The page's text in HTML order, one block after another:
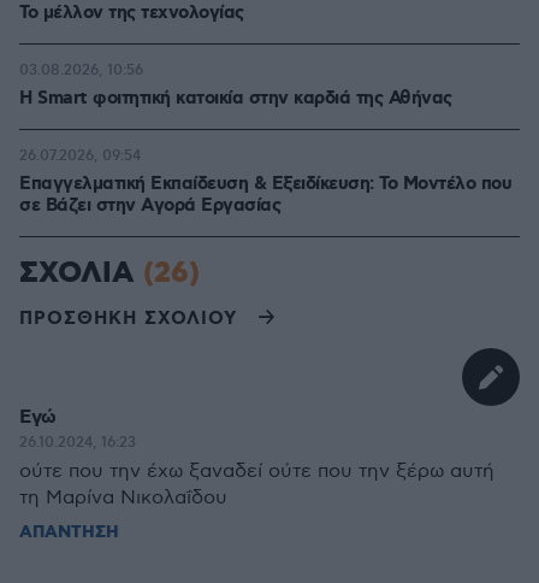
Το μέλλον της τεχνολογίας
Η Smart φοιτητική κατοικία στην καρδιά της Αθήνας
03.08.2026, 10:56
Επαγγελματική Εκπαίδευση & Εξειδίκευση: Το Mοντέλο που
σε Bάζει στην Aγορά Eργασίας
26.07.2026, 09:54
ΣΧΟΛΙΑ (26)
ΠΡΟΣΘΗΚΗ ΣΧΟΛΙΟΥ
Εγώ
26.10.2024, 16:23
ούτε που την έχω ξαναδεί ούτε που την ξέρω αυτή
τη Μαρίνα Νικολαΐδου
ΑΠΑΝΤΗΣΗ